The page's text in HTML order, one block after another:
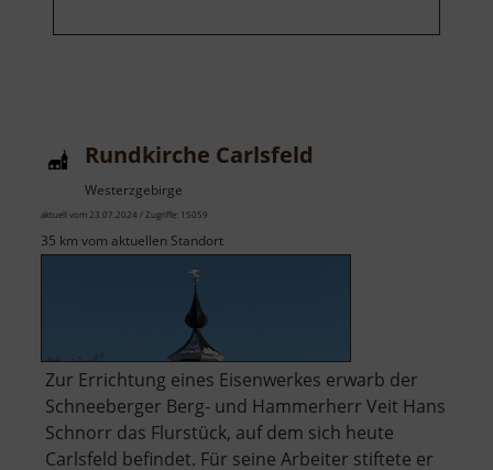
Rundkirche Carlsfeld
Westerzgebirge
aktuell vom 23.07.2024 / Zugriffe: 15059
35 km vom aktuellen Standort
Zur Errichtung eines Eisenwerkes erwarb der
Schneeberger Berg- und Hammerherr Veit Hans
Schnorr das Flurstück, auf dem sich heute
Carlsfeld befindet. Für seine Arbeiter stiftete er